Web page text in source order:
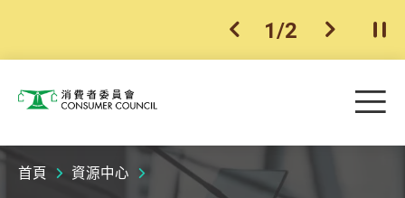
上一個
2/2 下一個開
消費者委員會 目
首頁 資源中心